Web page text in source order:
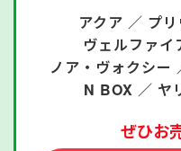
アクア ／ プ
ヴェルファイ
ノア・ヴォクシー
N BOX ／ ヤ
ぜひお